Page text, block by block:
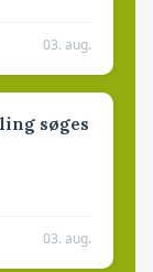
03. aug.
søges
03. aug.